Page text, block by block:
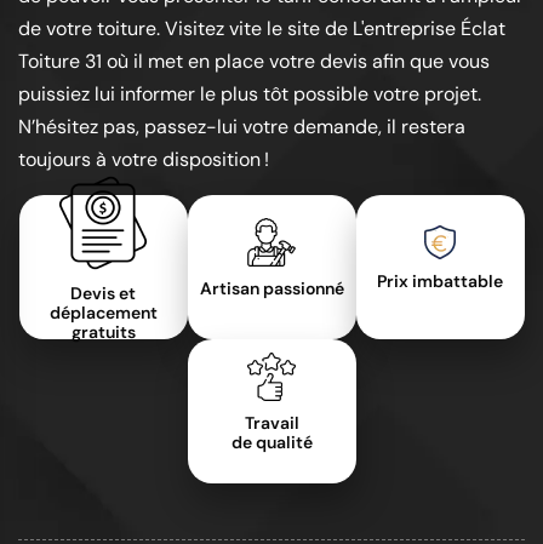
de votre toiture. Visitez vite le site de L'entreprise Éclat
Toiture 31 où il met en place votre devis afin que vous
puissiez lui informer le plus tôt possible votre projet.
N’hésitez pas, passez-lui votre demande, il restera
toujours à votre disposition !
Devis et
déplacement
gratuits
Artisan passionné Prix imbattable
Travail
de qualité